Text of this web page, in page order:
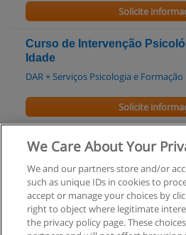
Solicite
Curso de Intervenção
Idade
DAR + Serviços Psicologia e Formação
Solicite
Curso de Psicossociologia do
Cognos-Formação e Desenvolvimento
Solicite
We Care About Your
We and our partners store and/or
such as unique IDs in cookies to
accept or manage your choices by
right to object where legitimate
the privacy policy page. These